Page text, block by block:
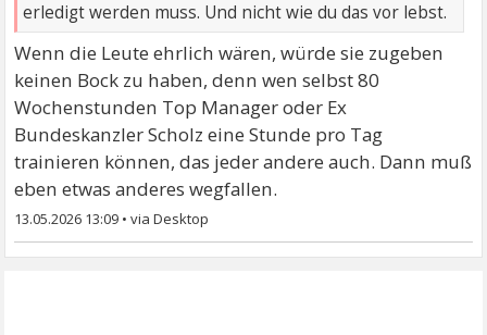
erledigt werden muss. Und nicht wie du das vor lebst.
Wenn die Leute ehrlich wären, würde sie zugeben
keinen Bock zu haben, denn wen selbst 80
Wochenstunden Top Manager oder Ex
Bundeskanzler Scholz eine Stunde pro Tag
trainieren können, das jeder andere auch. Dann muß
eben etwas anderes wegfallen.
13.05.2026 13:09 •